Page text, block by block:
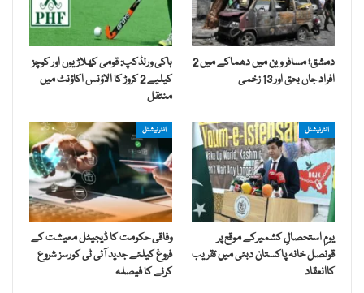
دمشق؛ مسافر وین میں دھماکے میں 2
افراد جاں بحق اور 13 زخمی
ہاکی ورلڈکپ: قومی کھلاڑیوں اور کوچز
کیلیے 2 کروڑ کا الاؤنس اکاؤنٹ میں
منتقل
انٹرنیشنل
یومِ استحصالِ کشمیرکے موقع پر
قونصل خانہ پاکستان دبئی میں تقریب
کاانعقاد
انٹرنیشنل
وفاقی حکومت کا ڈیجیٹل معیشت کے
فروغ کیلئے جدید آئی ٹی کورسز شروع
کرنے کا فیصلہ